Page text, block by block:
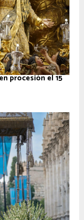
procesión el 15